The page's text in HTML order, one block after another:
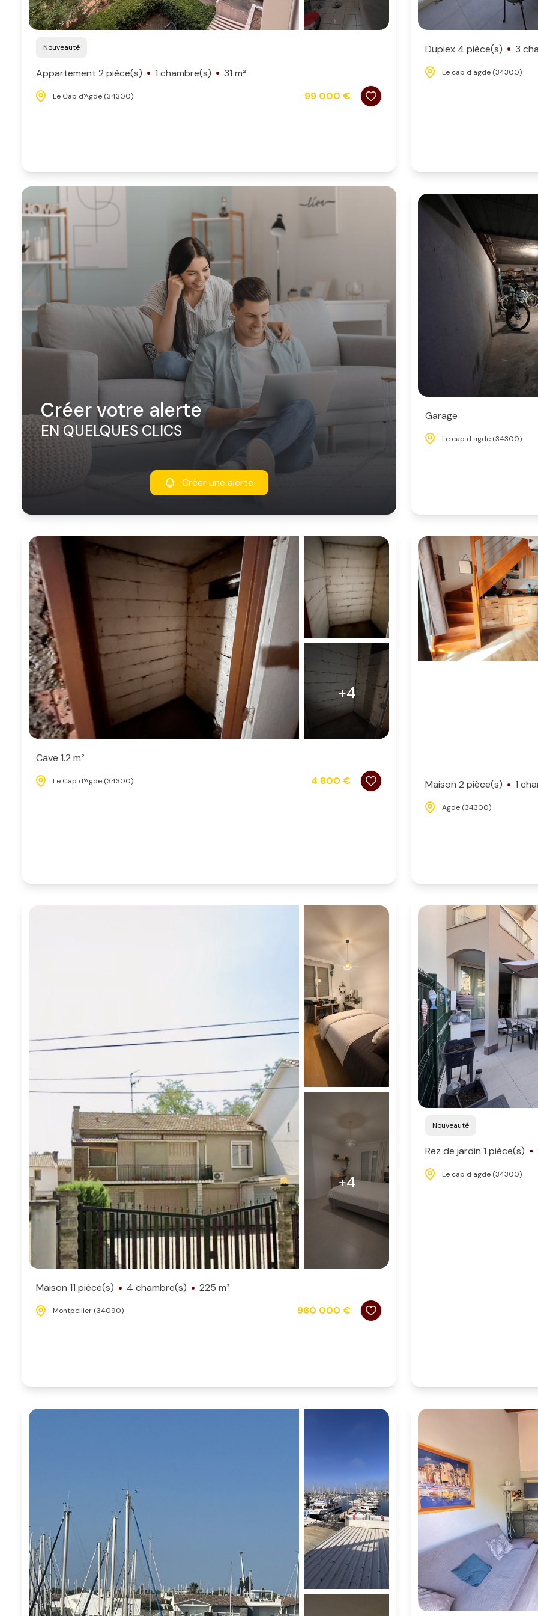
Nouveauté
Appartement 2 pièce(s) 1 chambre(s) 31 m²
Le Cap d'Agde (34300) 99 000 €
Duplex 4 pièce(s) 3
Le cap d agde (34300)
créer votre alerte
EN QUELQUES CLICS
Créer une alerte
Garage
Le cap d agde (34300)
+4
Cave 1.2 m²
Le Cap d'Agde (34300) 4 800 € Maison 2 pièce(s) 1
Agde (34300)
+4
Maison 11 pièce(s) 4 chambre(s) 225 m²
Montpellier (34090) 960 000 €
Nouveauté
Rez de jardin 1 pièce(s)
Le cap d agde (34300)